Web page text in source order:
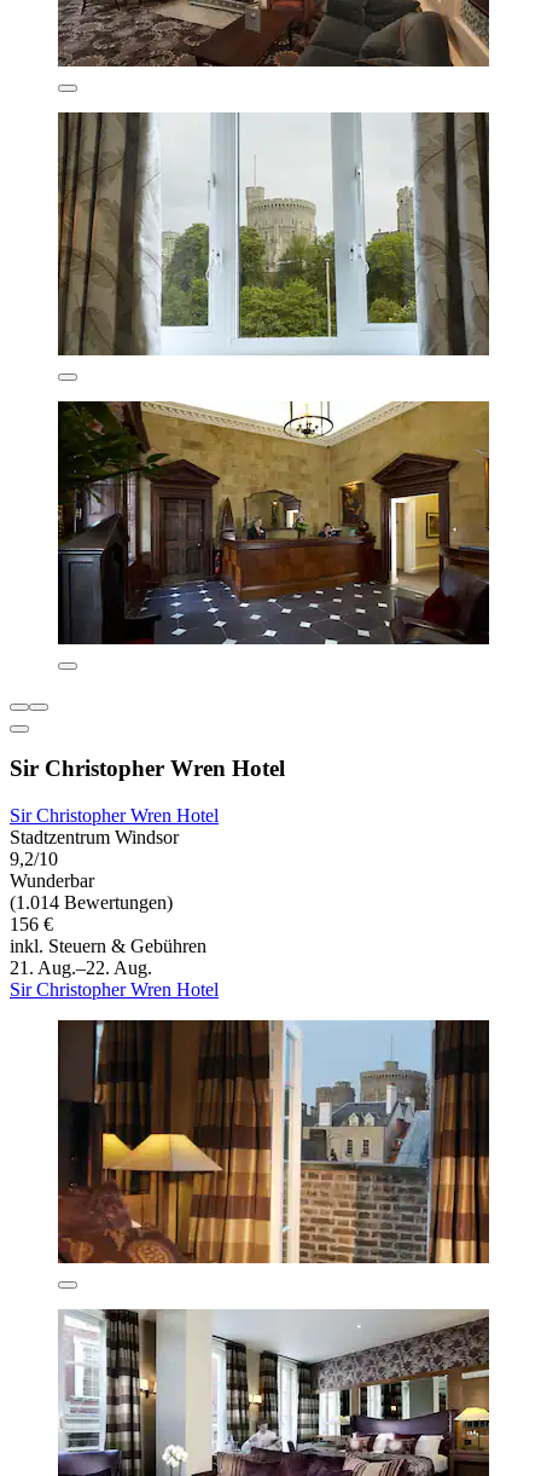
Sir Christopher Wren Hotel
Sir Christopher Wren Hotel
Stadtzentrum Windsor
9,2/10
Wunderbar
(1.014 Bewertungen)
156 €
inkl. Steuern & Gebühren
21. Aug.–22. Aug.
Sir Christopher Wren Hotel